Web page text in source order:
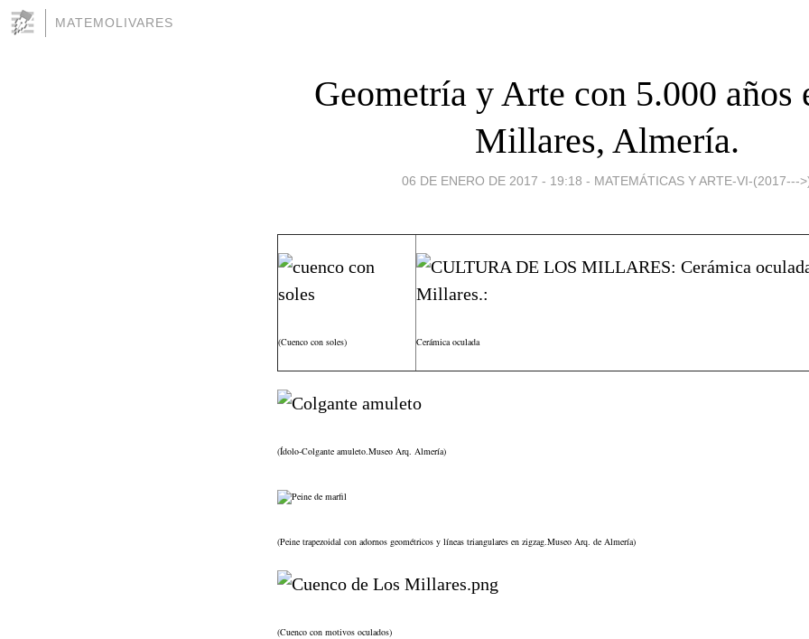
MATEMOLIVARES
Geometría y Arte con 5.000 años
Millares, Almería.
06 DE ENERO DE 2017 - 19:18 - MATEMÁTICAS Y ARTE-VI-(2017---
(Cuenco con soles) Cerámica oculada
(Ídolo-Colgante amuleto.Museo Arq. Almería)
(Peine trapezoidal con adornos geométricos y líneas triangulares en zigzag.Museo Arq. de Almería)
(Cuenco con motivos oculados)